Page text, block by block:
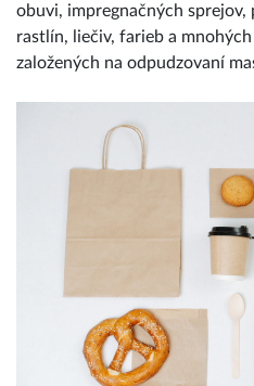
obuvi, impregnačných sprejov,
rastlín, liečiv, farieb a
založených na odpudzovaní